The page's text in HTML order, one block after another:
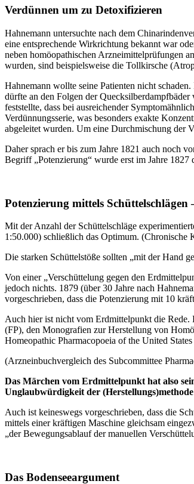
Verdünnen um zu Detoxifizieren
Hahnemann untersuchte nach dem
eine entsprechende Wirkrichtung bekannt war
neben homöopathischen Arzneimittelprüfungen
wurden, sind beispielsweise die Tollkirsche
Hahnemann wollte seine Patienten nicht
dürfte an den Folgen der
feststellte, dass bei ausreichender
Verdünnungsserie, was besonders exakte
abgeleitet wurden. Um eine Durchmischung der
Daher sprach er bis zum Jahre 1821 auch noch
Begriff „Potenzierung“ wurde erst im Jahre 1827
Potenzierung mittels
Mit der Anzahl der Schüttelschläge
1:50.000) schließlich das Optimum.
Die starken Schüttelstöße sollten „mit der Hand
Von einer „Verschüttelung gegen den
jedoch nichts. 1879 (über 30 Jahre nach
vorgeschrieben, dass die Potenzierung mit 10
Auch hier ist nicht vom Erdmittelpunkt die Rede.
(FP), den Monografien zur Herstellung von
Homeopathic Pharmacopoeia of the United
(Arzneinbuchvergleich des Subcommittee
Das Märchen vom Erdmittelpunkt hat also
Unglaubwürdigkeit der
Auch ist keineswegs vorgeschrieben, dass die
mittels einer kräftigen Maschine gleichsam
„der Bewegungsablauf der manuellen
Das Bodenseeargument